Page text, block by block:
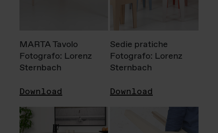
MARTA Tavolo
Fotografo: Lorenz
Sternbach
Download
Sedie pratiche
Fotografo: Lorenz
Sternbach
Download